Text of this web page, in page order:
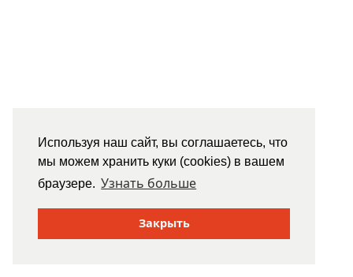
Используя наш сайт, вы соглашаетесь, что
мы можем хранить куки (cookies) в вашем
браузере. Узнать больше
Закрыть